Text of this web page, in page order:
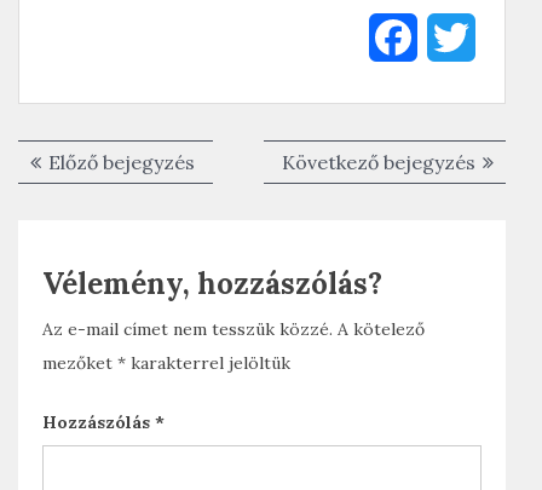
c
e
o
i
t
Bejegyzés
navigáció
Előző bejegyzés
bejegyzés:
Következő bejegyzés
Vélemény, hozzászólás?
Az e-mail címet nem tesszük közzé. A kötelező
mezőket * karakterrel jelöltük
Hozzászólás *